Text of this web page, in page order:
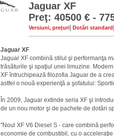
Jaguar XF
Preţ: 40500 € -
Versiuni, preţuri Dotări standard
Jaguar XF
Jaguar XF combină stilul şi performanţa
trăsăturile şi spaţiul unei limuzine.
XF întruchipează filozofia Jaguar de a
astfel o nouă experienţă a şofatului:
În 2009, Jaguar extinde seria XF şi
de un nou motor şi de pachete de dotări
"Noul XF V6 Diesel S - care combină
economie de combustibil, cu o